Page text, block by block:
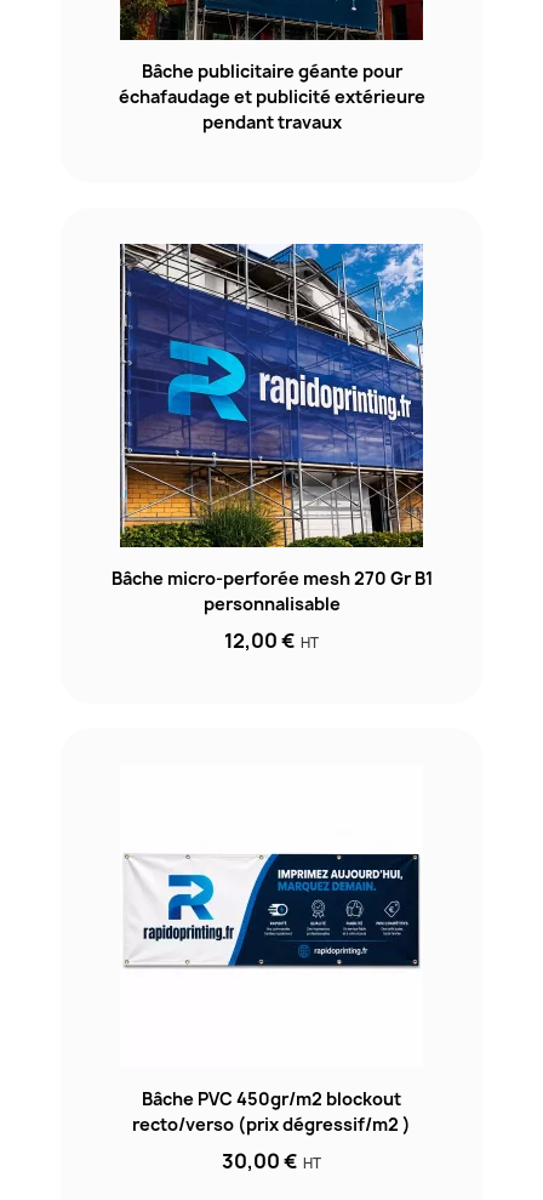
Bâche publicitaire géante pour
échafaudage et publicité extérieure
pendant travaux
Bâche micro-perforée mesh 270 Gr B1
personnalisable
12,00 € HT
Bâche PVC 450gr/m2 blockout
recto/verso (prix dégressif/m2 )
30,00 € HT